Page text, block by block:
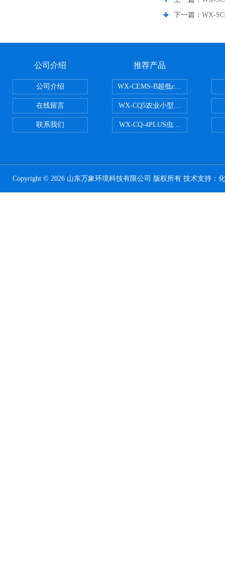
下一篇： WX-
公司介绍
公司介绍
在线留言
联系我们
推荐产品
WX-CEMS-B超低cems烟气监测系
WX-CQ5农业小型气象站
WX-CQ-4PLUS虫情测报灯
Copyright © 2026 山东万象环境科技有限公司 版权所有 技术支持：